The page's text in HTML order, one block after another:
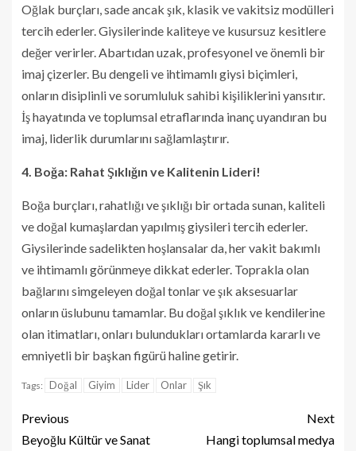
Oğlak burçları, sade ancak şık, klasik ve vakitsiz modülleri
tercih ederler. Giysilerinde kaliteye ve kusursuz kesitlere
değer verirler. Abartıdan uzak, profesyonel ve önemli bir
imaj çizerler. Bu dengeli ve ihtimamlı giysi biçimleri,
onların disiplinli ve sorumluluk sahibi kişiliklerini yansıtır.
İş hayatında ve toplumsal etraflarında inanç uyandıran bu
imaj, liderlik durumlarını sağlamlaştırır.
4. Boğa: Rahat Şıklığın ve Kalitenin Lideri!
Boğa burçları, rahatlığı ve şıklığı bir ortada sunan, kaliteli
ve doğal kumaşlardan yapılmış giysileri tercih ederler.
Giysilerinde sadelikten hoşlansalar da, her vakit bakımlı
ve ihtimamlı görünmeye dikkat ederler. Toprakla olan
bağlarını simgeleyen doğal tonlar ve şık aksesuarlar
onların üslubunu tamamlar. Bu doğal şıklık ve kendilerine
olan itimatları, onları bulundukları ortamlarda kararlı ve
emniyetli bir başkan figürü haline getirir.
Tags: Doğal Giyim Lider Onlar Şık
Previous
Beyoğlu Kültür ve Sanat
Next
Hangi toplumsal medya